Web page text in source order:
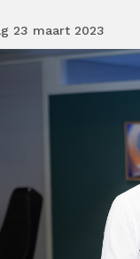
23 maart 2023